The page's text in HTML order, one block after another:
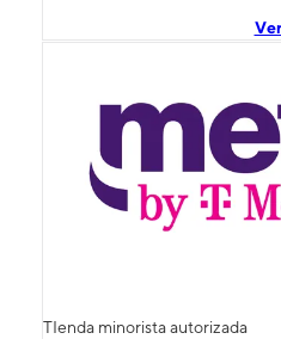
Ver
TIenda minorista autorizada